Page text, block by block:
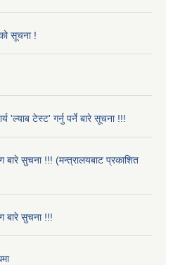
सूचना !
'ल्याब टेस्ट' गर्नु पर्ने बारे सूचना !!!
बारे सुचना !!! (मन्त्रालयबाट प्रकाशित
बारे सुचना !!!